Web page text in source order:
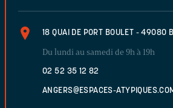
18 QUAI DE PORT BOULET - 49080
Du lundi au samedi de 9h à 19h
02 52 35 12 82
ANGERS@ESPACES-